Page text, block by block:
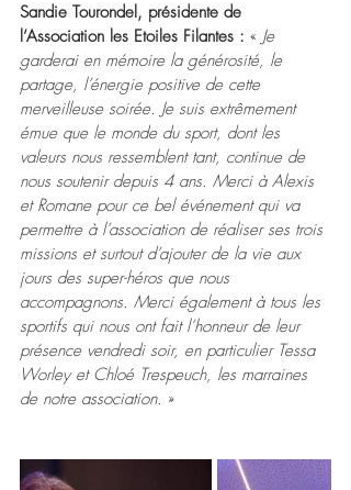
Sandie Tourondel, présidente de
l’Association les Etoiles Filantes : « Je
garderai en mémoire la générosité, le
partage, l’énergie positive de cette
merveilleuse soirée. Je suis extrêmement
émue que le monde du sport, dont les
valeurs nous ressemblent tant, continue de
nous soutenir depuis 4 ans. Merci à Alexis
et Romane pour ce bel événement qui va
permettre à l’association de réaliser ses trois
missions et surtout d’ajouter de la vie aux
jours des super-héros que nous
accompagnons. Merci également à tous les
sportifs qui nous ont fait l’honneur de leur
présence vendredi soir, en particulier Tessa
Worley et Chloé Trespeuch, les marraines
de notre association. »